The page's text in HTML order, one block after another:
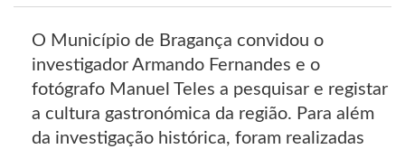
O Município de Bragança convidou o
investigador Armando Fernandes e o
fotógrafo Manuel Teles a pesquisar e registar
a cultura gastronómica da região. Para além
da investigação histórica, foram realizadas